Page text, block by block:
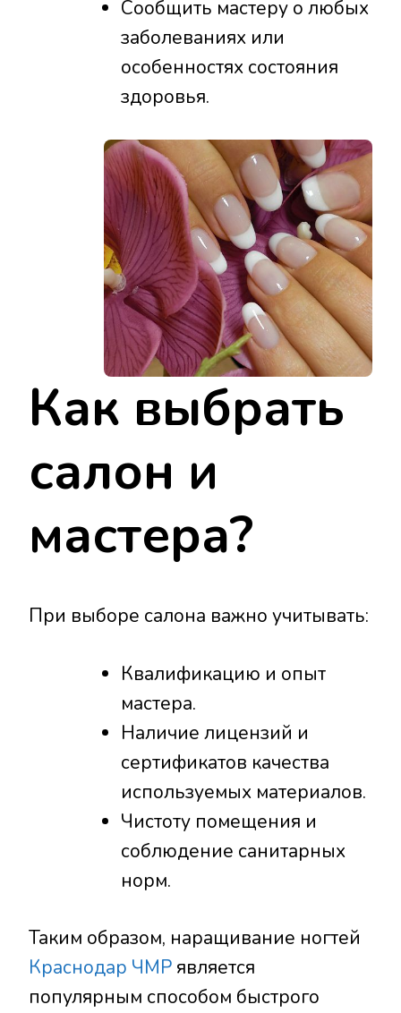
Сообщить мастеру о любых
заболеваниях или
особенностях состояния
здоровья.
Как выбрать
салон и
мастера?
При выборе салона важно учитывать:
Квалификацию и опыт
мастера.
Наличие лицензий и
сертификатов качества
используемых материалов.
Чистоту помещения и
соблюдение санитарных
норм.
Таким образом, наращивание ногтей
Краснодар ЧМР является
популярным способом быстрого